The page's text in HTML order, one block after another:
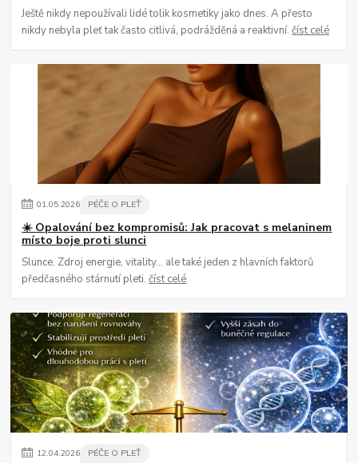
Ještě nikdy nepoužívali lidé tolik kosmetiky jako dnes. A přesto
nikdy nebyla pleť tak často citlivá, podrážděná a reaktivní.číst celé
01.05.2026 PÉČE O PLEŤ
☀️ Opalování bez kompromisů: Jak pracovat s melaninem
místo boje proti slunci
Slunce. Zdroj energie, vitality… ale také jeden z hlavních faktorů
předčasného stárnutí pleti.číst celé
12.04.2026 PÉČE O PLEŤ